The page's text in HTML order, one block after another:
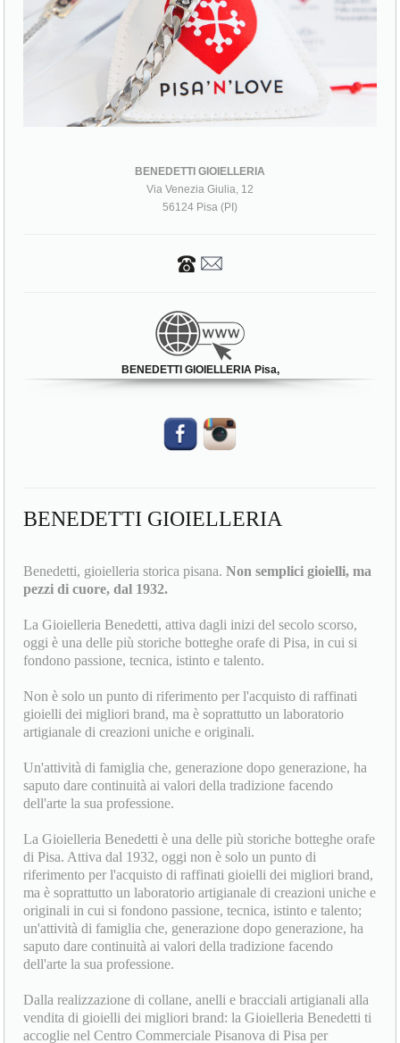
BENEDETTI GIOIELLERIA
BENEDETTI GIOIELLERIA
pezzi di cuore, dal 1932.
La Gioielleria Benedetti, attiva dagli inizi del secolo scorso,
fondono passione, tecnica, istinto e talento.
Non è solo un punto di riferimento per l'acquisto di raffinati
artigianale di creazioni uniche e originali.
Un'attività di famiglia che, generazione dopo generazione, ha
dell'arte la sua professione.
La Gioielleria Benedetti è una delle più storiche botteghe orafe
di Pisa. Attiva dal 1932, oggi non è solo un punto di
riferimento per l'acquisto di raffinati gioielli dei migliori brand,
ma è soprattutto un laboratorio artigianale di creazioni uniche e
originali in cui si fondono passione, tecnica, istinto e talento;
un'attività di famiglia che, generazione dopo generazione, ha
dell'arte la sua professione.